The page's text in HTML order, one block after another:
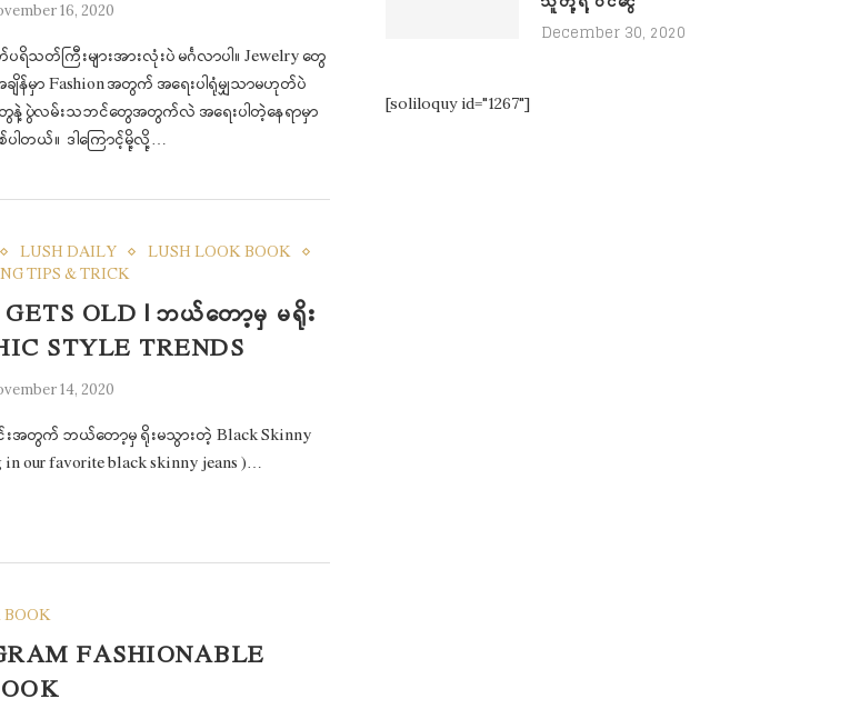
16, 2020
ရိသတ်ကြီးများအားလုံးပဲ မင်္ဂလာပါ။ Jewelry တွေ
န်မှာ Fashion အတွက် အရေးပါရုံမျှသာမဟုတ်ပဲ
နဲ့ ပွဲလမ်းသဘင်တွေအတွက်လဲ အရေးပါတဲ့နေရာမှာ
စ်ပါတယ်။ ဒါကြောင့်မို့လို့…
LUSH DAILY
LUSH LOOK BOOK
TIPS & TRICK
GETS OLD | ဘယ်တော့မှ မရိုး
STYLE TRENDS
14, 2020
အတွက် ဘယ်တော့မှ ရိုးမသွားတဲ့ Black Skinny
in our favorite black skinny jeans )…
BOOK
FASHIONABLE
December 30, 2020
[soliloquy id="1267"]